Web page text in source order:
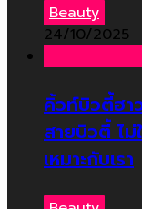
Beauty
24/10/2025
คิ้วท์บิวตี้ฮา
สายบิวตี้ ไ
เหมาะกับเรา